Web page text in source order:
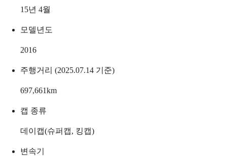
15년 4월
모델년도
2016
주행거리 (2025.07.14 기준)
697,661km
캡 종류
데이캡(슈퍼캡, 킹캡)
변속기